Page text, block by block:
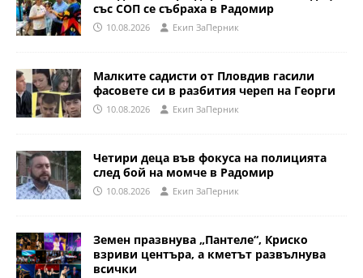
със СОП се събраха в Радомир
10.08.2026 Eкип ЗаПерник
Малките садисти от Пловдив гасили
фасовете си в разбития череп на Георги
10.08.2026 Eкип ЗаПерник
Четири деца във фокуса на полицията
след бой на момче в Радомир
10.08.2026 Eкип ЗаПерник
Земен празвнува „Пантеле“, Криско
взриви центъра, а кметът развълнува
всички